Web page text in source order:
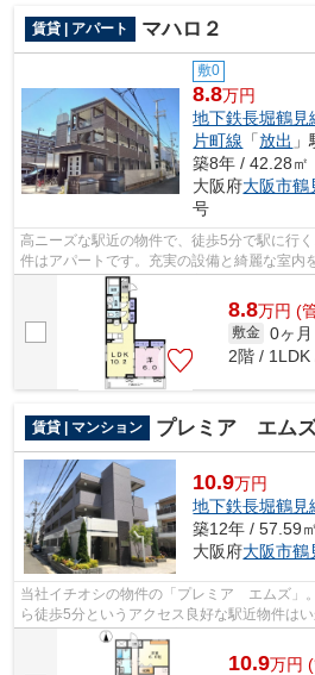
賃貸 | アパート マハロ２
敷0
8.8万円
地下鉄長堀鶴見
片町線 「放出
築8年 / 42.28㎡
大阪府大阪市鶴
号
高ニーズな駅近の物件で、徒歩5分で駅に行
件はアパートです。充実の設備と綺麗な室内
です。賃貸情報でお困りの方は、当社に...
8.8万円 (
敷金 0ヶ月
2階 / 1LDK
賃貸 | マンション プレミア エム
10.9万円
地下鉄長堀鶴見
築12年 / 57.59㎡
大阪府大阪市鶴
当社イチオシの物件の「プレミア エムズ」
ら徒歩5分というアクセス良好な駅近物件は
チリなマンションタイプの物件です。あ...
10.9万円